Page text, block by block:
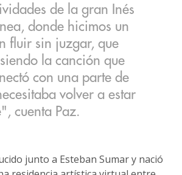
de la gran Inés
donde hicimos un
fluir sin juzgar, que
la canción que
con una parte de
volver a estar
cuenta Paz.
junto a Esteban Sumar y nació